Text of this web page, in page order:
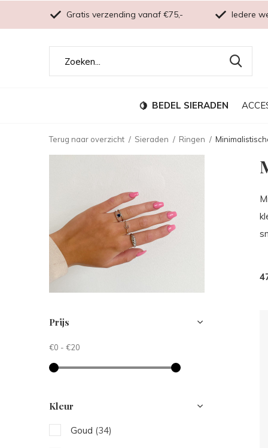
BEDEL SIERADEN
Gratis verzending vanaf €75,- Iedere
Terug naar overzicht Sieraden Ringen
Prijs
€0 - €20
Kleur
Goud (34)